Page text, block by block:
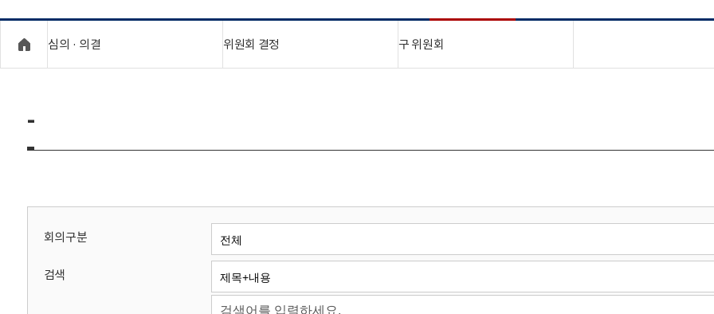
보
보
위
회
심의 · 의결 위원회 결정 구 위원회
-
회의구분
검색